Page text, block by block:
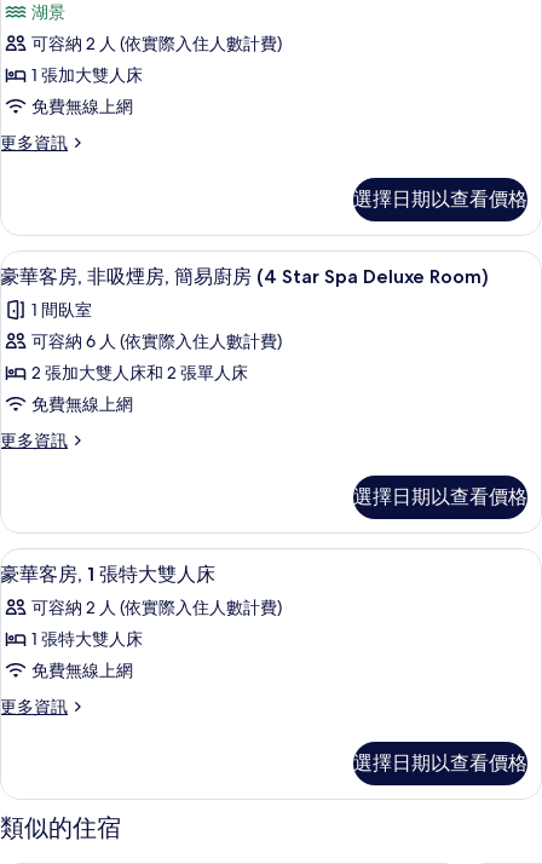
易
廚
房
(4
Star
所
有
相
片
煙
房,
易
廚
(4
詳
情
標
準
客
非
煙
房,
簡
易
廚
房
(4
Star
所
有
相
片
湖景
可容納 2 人 (依實際入住人數計費)
1 張加大雙人床
免費無線上網
更多資訊
更
客
房,
非
煙
房,
易
廚
(4
詳
情
選擇日期以查看價格
顯
示
豪
華
客
非
煙
房,
簡
易
廚
房
(4
Deluxe
Room)
的
豪華客房, 非吸煙房, 簡易廚房 (4 Star
28
豪華客房, 非吸煙房, 簡易廚房 (4 Star Spa Deluxe Room)
1 間臥室
可容納 6 人 (依實際入住人數計費)
2 張加大雙人床和 2 張單人床
免費無線上網
更多資訊
更
客
房,
非
煙
房,
易
廚
房
Spa
Room)
選擇日期以查看價格
顯
示
豪
華
房,
張
特
大
豪華客房, 1 張特大雙人床 | 熨斗/熨衣
12
豪華客房, 1 張特大雙人床
可容納 2 人 (依實際入住人數計費)
1 張特大雙人床
免費無線上網
更多資訊
更
客
房,
1
選擇日期以查看價格
類似的住宿